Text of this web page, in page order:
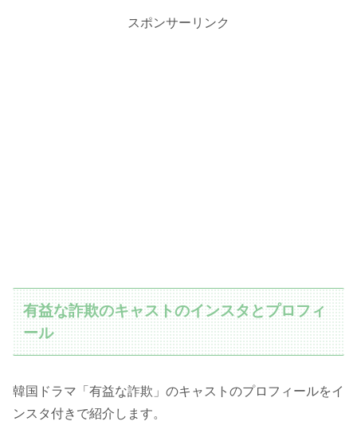
スポンサーリンク
有益な詐欺のキャストのインスタとプロフィ
ール
韓国ドラマ「有益な詐欺」のキャストのプロフィールをイ
ンスタ付きで紹介します。